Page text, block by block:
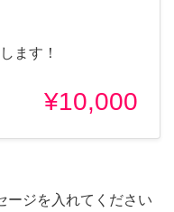
ます！
¥10,000
ージを入れてください